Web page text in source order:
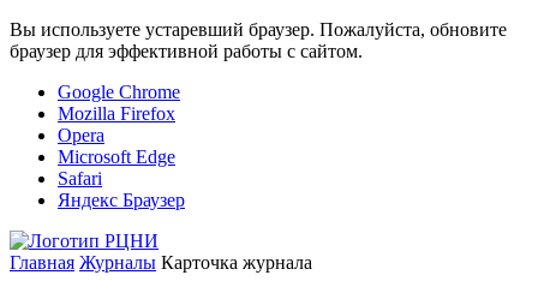
Вы используете устаревший браузер. Пожалуйста, обновите
браузер для эффективной работы с сайтом.
Google Chrome
Mozilla Firefox
Opera
Microsoft Edge
Safari
Яндекс Браузер
Главная Журналы Карточка журнала